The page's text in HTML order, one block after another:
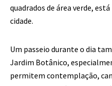
quadrados de área verde,
cidade.
Um passeio durante o dia
Jardim Botânico,
permitem contemplação,